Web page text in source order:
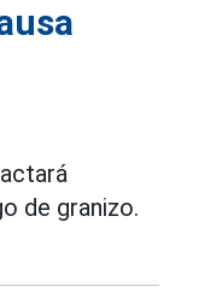
de granizo.